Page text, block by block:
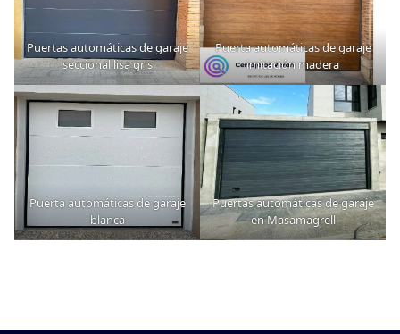
Puertas automáticas de garaje
seccional lisa gris
Puerta automáticas de garaje
imitación madera
Puerta automáticas de garaje
blanca
Puertas automáticas de garaje
en Masamagrell